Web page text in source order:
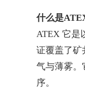
什么是
ATEX 它是
证覆盖了矿
气与薄雾。
序。